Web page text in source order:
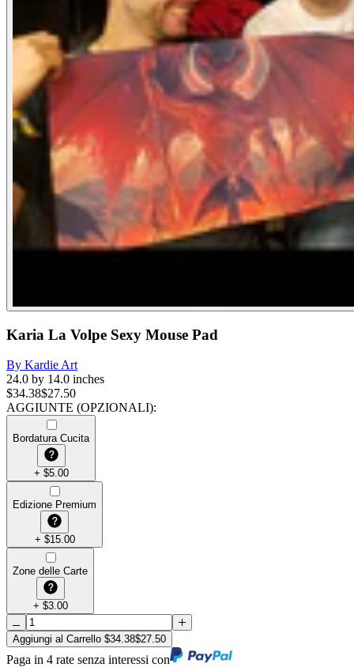
Karia La Volpe Sexy Mouse Pad
By Kardie Art
24.0 by 14.0 inches
$34.38$27.50
AGGIUNTE (OPZIONALI):
Bordatura Cucita
+ $5.00
Edizione Premium
+ $15.00
Zone delle Carte
+ $3.00
Aggiungi al Carrello $34.38$27.50
Paga in 4 rate senza interessi con